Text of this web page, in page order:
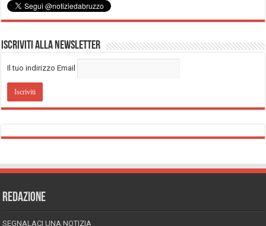
Iscriviti alla Newsletter
Il tuo indirizzo Email
REDAZIONE
SEGNALACI UNA NOTIZIA